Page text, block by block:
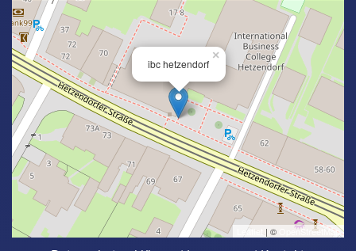
ibc hetzendorf
×
Leaflet | © OpenStreetMap